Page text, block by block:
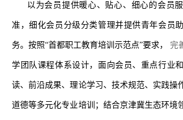
以为会员提供暖心、贴心、细心的会员
准，细化会员分级分类管理并提供青年会员
务。按照“首都职工教育培训示范点”要求， 完
学团队课程体系设计，面向会员、重点行业
读、前沿成果、理论学习、技术规范、实践操
道德等多元化专业培训；结合京津冀生态环境